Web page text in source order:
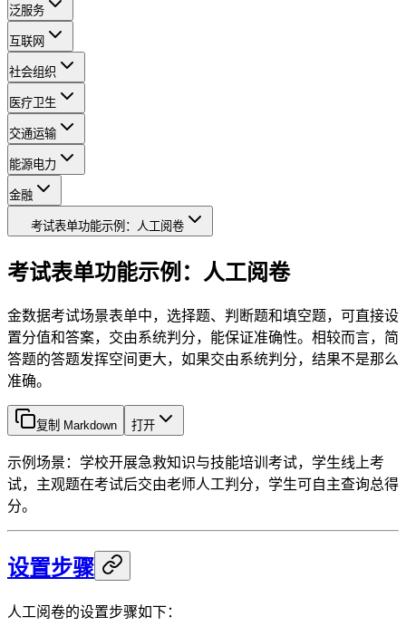
泛服务
互联网
社会组织
医疗卫生
交通运输
能源电力
金融
考试表单功能示例：人工阅卷
考试表单功能示例：人工阅卷
金数据考试场景表单中，选择题、判断题和填空题，可直接设
置分值和答案，交由系统判分，能保证准确性。相较而言，简
答题的答题发挥空间更大，如果交由系统判分，结果不是那么
准确。
复制 Markdown 打开
示例场景：学校开展急救知识与技能培训考试，学生线上考
试，主观题在考试后交由老师人工判分，学生可自主查询总得
分。
设置步骤
人工阅卷的设置步骤如下：